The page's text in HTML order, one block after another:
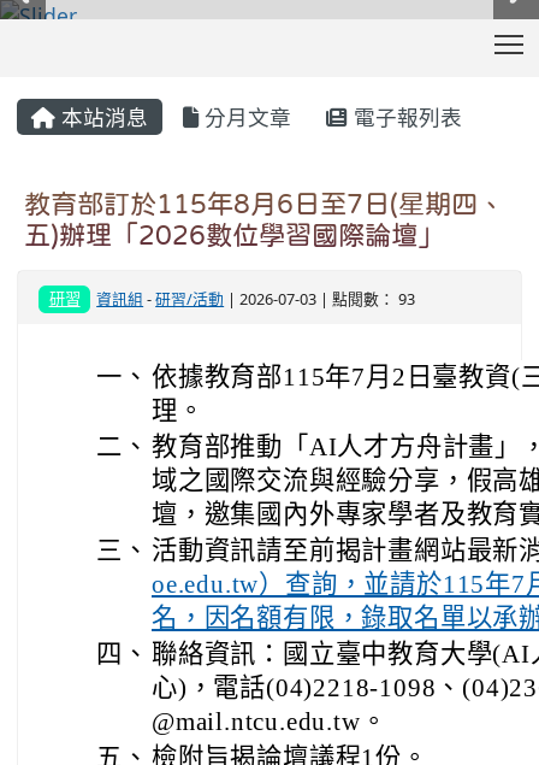
本站消息 分月文章 電子報列表
教育部訂於115年8月6日至7日(星期四、
五)辦理「2026數位學習國際論壇」
研習 資訊組 -研習/活動 | 2026-07-03 | 點閱數： 93
一、 依據教育部115年7月2日臺教資(
理。
二、 教育部推動「AI人才方舟計畫」
域之國際交流與經驗分享，假高
壇，邀集國內外專家學者及教育
三、 活動資訊請至前揭計畫網站最新
oe.edu.tw）查詢，並請於115年
名，因名額有限，錄取名單以承
四、 聯絡資訊：國立臺中教育大學
心)，電話(04)2218-1098、
@mail.ntcu.edu.tw。
五、 檢附旨揭論壇議程1份。